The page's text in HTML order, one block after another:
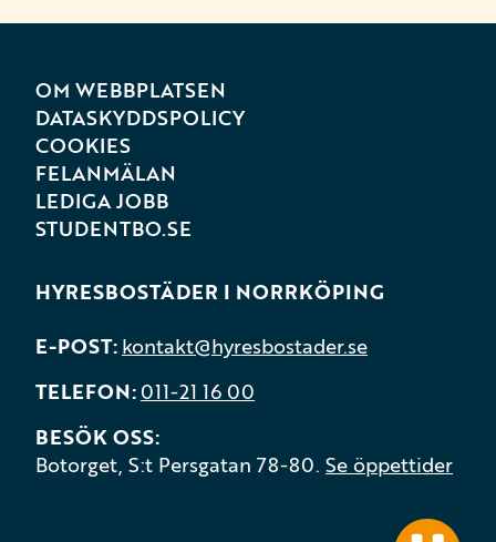
OM WEBBPLATSEN
DATASKYDDSPOLICY
COOKIES
FELANMÄLAN
LEDIGA JOBB
STUDENTBO.SE
HYRESBOSTÄDER I NORRKÖPING
E-POST kontakt@hyresbostader.se
TELEFON 011-21 16 00
BESÖK OSS
Botorget, S:t Persgatan 78-80. Se öppettider